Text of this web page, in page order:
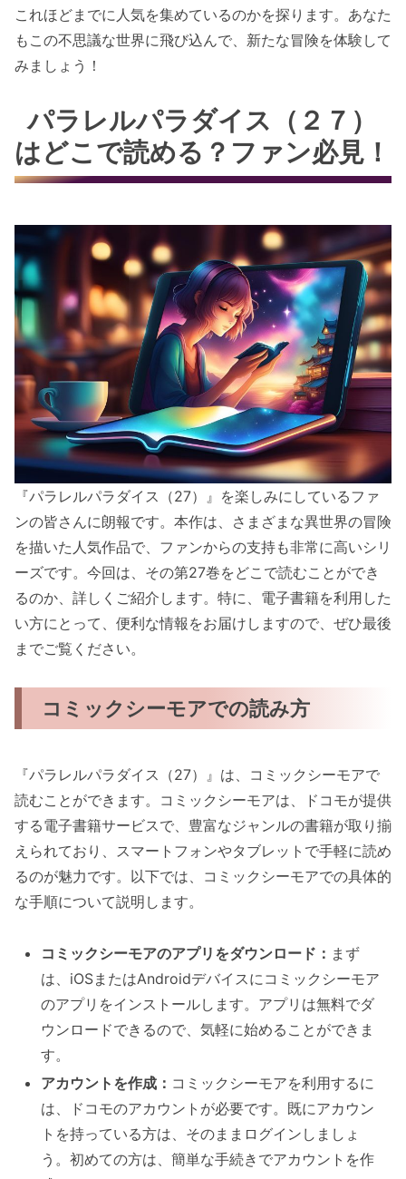
これほどまでに人気を集めているのかを探ります。あなた
もこの不思議な世界に飛び込んで、新たな冒険を体験して
みましょう！
パラレルパラダイス（２７）
はどこで読める？ファン必見！
『パラレルパラダイス（27）』を楽しみにしているファ
ンの皆さんに朗報です。本作は、さまざまな異世界の冒険
を描いた人気作品で、ファンからの支持も非常に高いシリ
ーズです。今回は、その第27巻をどこで読むことができ
るのか、詳しくご紹介します。特に、電子書籍を利用した
い方にとって、便利な情報をお届けしますので、ぜひ最後
までご覧ください。
コミックシーモアでの読み方
『パラレルパラダイス（27）』は、コミックシーモアで
読むことができます。コミックシーモアは、ドコモが提供
する電子書籍サービスで、豊富なジャンルの書籍が取り揃
えられており、スマートフォンやタブレットで手軽に読め
るのが魅力です。以下では、コミックシーモアでの具体的
な手順について説明します。
コミックシーモアのアプリをダウンロード： まず
は、iOSまたはAndroidデバイスにコミックシーモア
のアプリをインストールします。アプリは無料でダ
ウンロードできるので、気軽に始めることができま
す。
アカウントを作成： コミックシーモアを利用するに
は、ドコモのアカウントが必要です。既にアカウン
トを持っている方は、そのままログインしましょ
う。初めての方は、簡単な手続きでアカウントを作